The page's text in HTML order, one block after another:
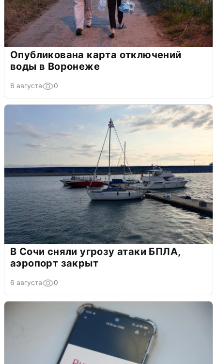
Опубликована карта отключений
воды в Воронеже
6 августа 0
В Сочи сняли угрозу атаки БПЛА,
аэропорт закрыт
6 августа 0